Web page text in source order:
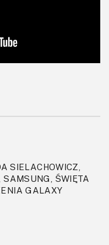
SIELACHOWICZ,
ŚWIĘTA
GALAXY